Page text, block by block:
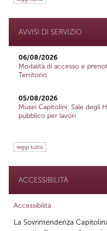
AVVISI DI SERVIZIO
06/08/2026
Modalità di accesso e
Territorio
05/08/2026
Musei Capitolini: Sale degli
pubblico per lavori
leggi tutto
ACCESSIBILITÀ
Accessibilità
La Sovrintendenza